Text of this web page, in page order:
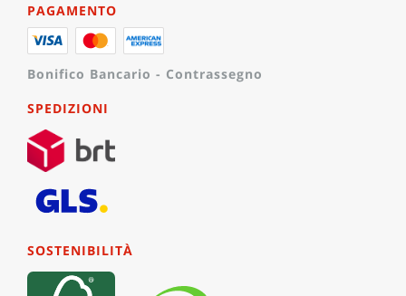
PAGAMENTO
Bonifico Bancario - Contrassegno
SPEDIZIONI
SOSTENIBILITÀ